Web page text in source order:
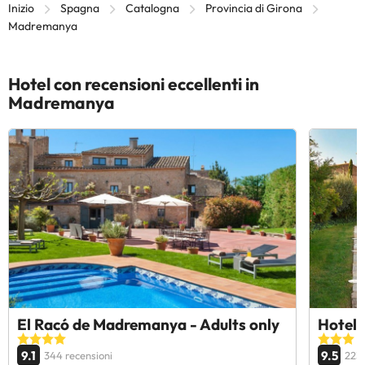
Inizio Spagna Catalogna
Provincia di Girona
Madremanya
Hotel con recensioni eccellenti in
Madremanya
El Racó de Madremanya - Adults only
9.1 344 recensioni
Hotel
9.5 223